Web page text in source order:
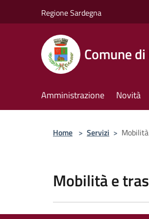
Regione Sardegna
Comune
Amministrazione Novità
Home > Servizi >
Mobilità e